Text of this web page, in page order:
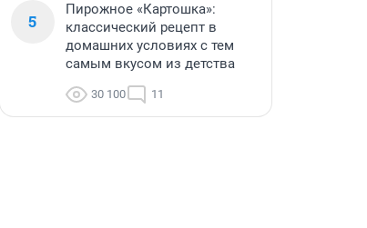
5
Пирожное «Картошка»:
классический рецепт в
домашних условиях с тем
самым вкусом из детства
30 100 11